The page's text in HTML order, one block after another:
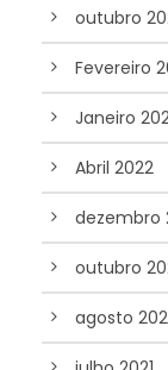
outubro
Fevereiro
Janeiro
Abril 2022
dezembro
outubro
agosto